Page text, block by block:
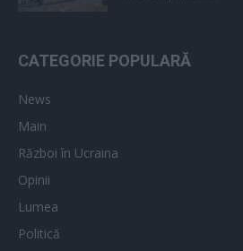
CATEGORIE POPULARĂ
News
Main
Război în Ucraina
Opinii
Lumea
Politică